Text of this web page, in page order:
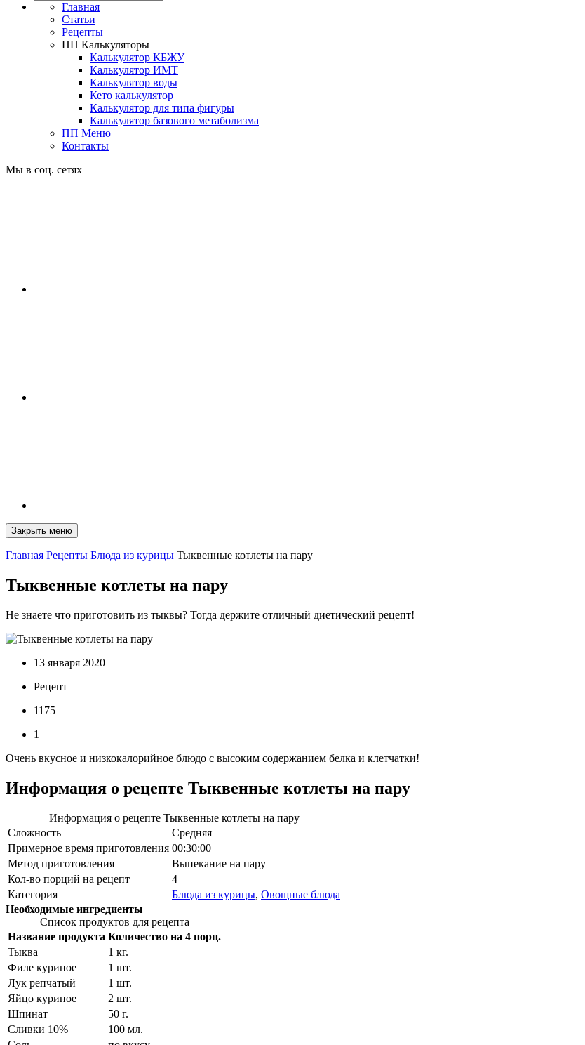
Главная
Статьи
Рецепты
ПП Калькуляторы
Калькулятор КБЖУ
Калькулятор ИМТ
Калькулятор воды
Кето калькулятор
Калькулятор для типа фигуры
Калькулятор базового метаболизма
ПП Меню
Контакты
Мы в соц. сетях
Закрыть меню
Главная Рецепты Блюда из курицы Тыквенные котлеты на пару
Тыквенные котлеты на пару
Не знаете что приготовить из тыквы? Тогда держите отличный диетический рецепт!
13 января 2020
Рецепт
1175
1
Очень вкусное и низкокалорийное блюдо с высоким содержанием белка и клетчатки!
Информация о рецепте Тыквенные котлеты на пару
Информация о рецепте Тыквенные котлеты на пару
Сложность
Средняя
Примерное время приготовления 00:30:00
Метод приготовления
Выпекание на пару
Кол-во порций на рецепт
4
Категория
Блюда из курицы, Овощные блюда
Необходимые ингредиенты
Список продуктов для рецепта
Название продукта Количество на 4 порц.
Тыква
1 кг.
Филе куриное
1 шт.
Лук репчатый
1 шт.
Яйцо куриное
2 шт.
Шпинат
50 г.
Сливки 10%
100 мл.